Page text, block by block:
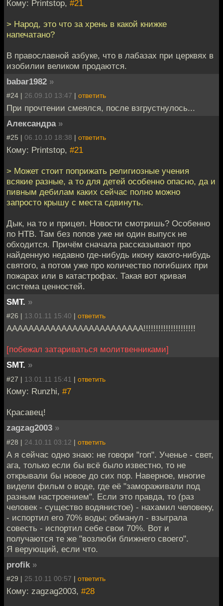
Кому: Printstop, #21
> Народ, это что за хрень в какой книжке
напечатано?
В православной азбуке, что в лабазах при церквях в
изобилии великом продаются.
babar1982 »
#24 | 26.09.10 13:47 | ответить
При прочтении смеялся, после взгрустнулось...
Александра »
#25 | 06.10.10 18:38 | ответить
Кому: Printstop, #21
> Может стоит поприжать религиозные учения
всякие разные, а то для детей особенно опасно, да и
пивным дебилам каких сейчас полно можно
запросто крышу с места сдвинуть.
Дык, на то и прицел. Новости смотришь? Особенно
по НТВ. Там без попов уже ни один выпуск не
обходится. Причём сначала рассказывают про
найденную недавно где-нибудь икону какого-нибудь
святого, а потом уже про количество погибших при
пожарах или в катастрофах. Такая вот кривая
система ценностей.
SMT. »
#26 | 13.01.11 15:40 | ответить
ААААААААААААААААААААААААА!!!!!!!!!!!!!!!!!!!!!
[побежал затариваться молитвенниками]
SMT. »
#27 | 13.01.11 15:41 | ответить
Кому: Runzhi, #7
Красавец!
zagzag2003 »
#28 | 24.10.11 03:12 | ответить
А я сейчас одно знаю: не говори "гоп". Ученье - свет,
ага, только если бы всё было известно, то не
открывали бы новое до сих пор. Наверное, многие
видели фильм о воде, где её "замораживали под
разным настроением". Если это правда, то (раз
человек - существо водянистое) - нахамил человеку,
- испортил его 70% воды; обманул - взыграла
совесть - испортил себе свои 70%. Вот и
получаются те же "возлюби ближнего своего".
Я верующий, если что.
profik »
#29 | 25.10.11 00:57 | ответить
Кому: zagzag2003, #28